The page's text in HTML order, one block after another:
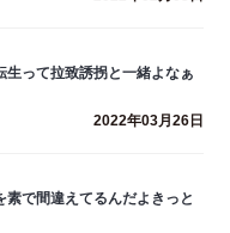
生って拉致誘拐と一緒よなぁ
2022年03月26日
で間違えてるんだよきっと